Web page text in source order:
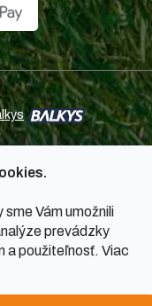
Vám umožnili
prevádzky
a použiteľnosť. Viac
práva vyhradené.